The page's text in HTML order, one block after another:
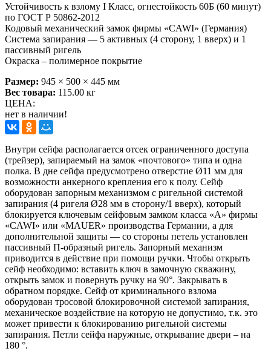
Устойчивость к взлому I Класс, огнестойкость 60Б (60 минут)
по ГОСТ Р 50862-2012
Кодовый механический замок фирмы «CAWI» (Германия)
Система запирания — 5 активных (4 сторону, 1 вверх) и 1
пассивный ригель
Окраска – полимерное покрытие
Размер: 945 × 500 × 445 мм
Вес товара: 115.00 кг
ЦЕНА:
нет в наличии!
Внутри сейфа располагается отсек ограниченного доступа
(трейзер), запираемый на замок «почтового» типа и одна
полка. В дне сейфа предусмотрено отверстие Ø11 мм для
возможности анкерного крепления его к полу. Сейф
оборудован запорным механизмом с ригельной системой
запирания (4 ригеля Ø28 мм в сторону/1 вверх), который
блокируется ключевым сейфовым замком класса «А» фирмы
«CAWI» или «MAUER» производства Германии, а для
дополнительной защиты — со стороны петель установлен
пассивный П-образный ригель. Запорный механизм
приводится в действие при помощи ручки. Чтобы открыть
сейф необходимо: вставить ключ в замочную скважину,
открыть замок и повернуть ручку на 90°. Закрывать в
обратном порядке. Сейф от криминального взлома
оборудован тросовой блокировочной системой запирания,
механическое воздействие на которую не допустимо, т.к. это
может привести к блокированию ригельной системы
запирания. Петли сейфа наружные, открывание двери – на
180 °.